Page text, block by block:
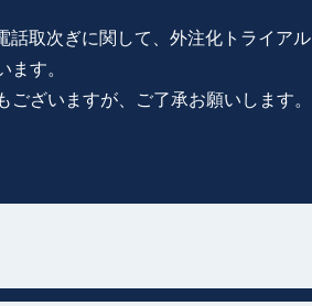
取次ぎに関して、外注化トライアル
ます。
ございますが、ご了承お願いします。